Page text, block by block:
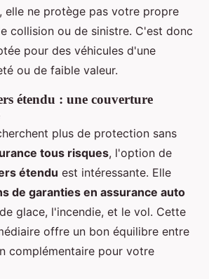
elle ne protège pas votre propre
collision ou de sinistre. C'est donc
pour des véhicules d'une
ou de faible valeur.
étendu : une couverture
plus de protection sans
tous risques, l'option de
étendu est intéressante. Elle
de garanties en assurance auto
glace, l'incendie, et le vol. Cette
offre un bon équilibre entre
complémentaire pour votre